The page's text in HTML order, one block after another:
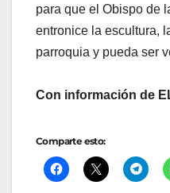
para que el Obispo de
entronice la escultura,
parroquia y pueda ser
Con información de
Comparte esto: